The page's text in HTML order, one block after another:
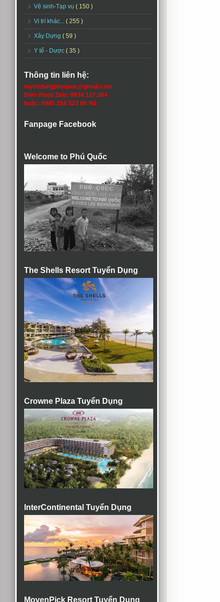
Vệ sinh-Tạp vụ ( 150 )
Vị trí khác... ( 255 )
Xây Dựng ( 59 )
Y tế - Dược ( 35 )
Thông tin liên hệ:
tuyendungphuquoc@gmail.com
Điện thoại/ Zalo: 0934.127.384
hoặc: 0985 258 323 Mr Hà
Fanpage Facebook
Welcome to Phú Quốc
The Shells Resort Tuyển Dụng
Crowne Plaza Tuyển Dụng
InterContinental Tuyển Dụng
MovenPick Resort Tuyển Dụng